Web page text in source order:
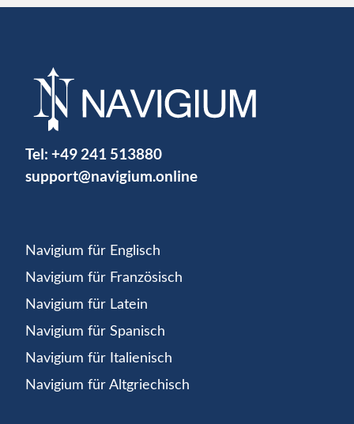
Tel: +49 241 513880
support@navigium.online
Navigium für Englisch
Navigium für Französisch
Navigium für Latein
Navigium für Spanisch
Navigium für Italienisch
Navigium für Altgriechisch